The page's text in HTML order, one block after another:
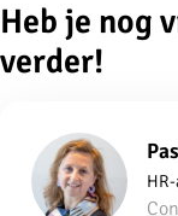
Heb je nog
verder!